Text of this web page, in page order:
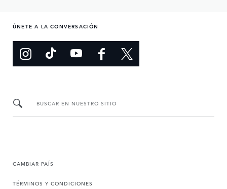
ÚNETE A LA CONVERSACIÓN
BUSCAR EN NUESTRO SITIO
CAMBIAR PAÍS
TÉRMINOS Y CONDICIONES